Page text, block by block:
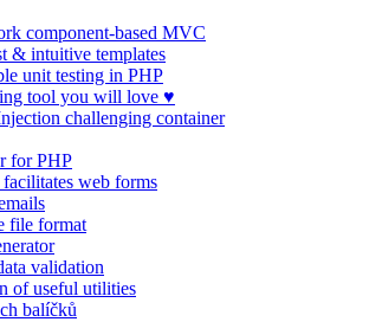
component-based MVC
& intuitive templates
unit testing in PHP
tool you will love ♥
challenging container
for PHP
facilitates web forms
file format
validation
of useful utilities
balíčků